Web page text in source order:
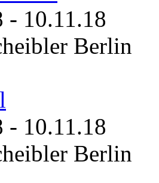
- 10.11.18
Berlin
- 10.11.18
Berlin